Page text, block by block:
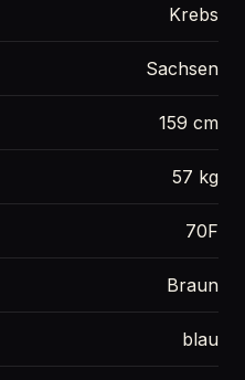
Krebs
Sachsen
159 cm
57 kg
70F
Braun
blau